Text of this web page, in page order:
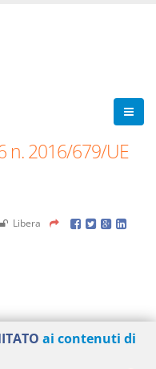
n. 2016/679/UE
Libera
ai contenuti di